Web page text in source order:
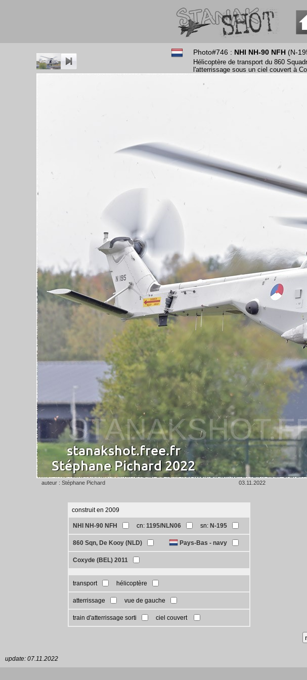
Photo#746 : NHI NH-90 NFH (N-
Hélicoptère de transport du 860
l'atterrissage sous un ciel couvert à
auteur : Stéphane Pichard 03.11.2022
construit en 2009
NHI NH-90 NFH cn: 1195/NLN06 sn: N-195
860 Sqn, De Kooy (NLD) Pays-Bas - navy
Coxyde (BEL) 2011
transport hélicoptère
atterrissage vue de gauche
train d'atterrissage sorti ciel couvert
update: 07.11.2022